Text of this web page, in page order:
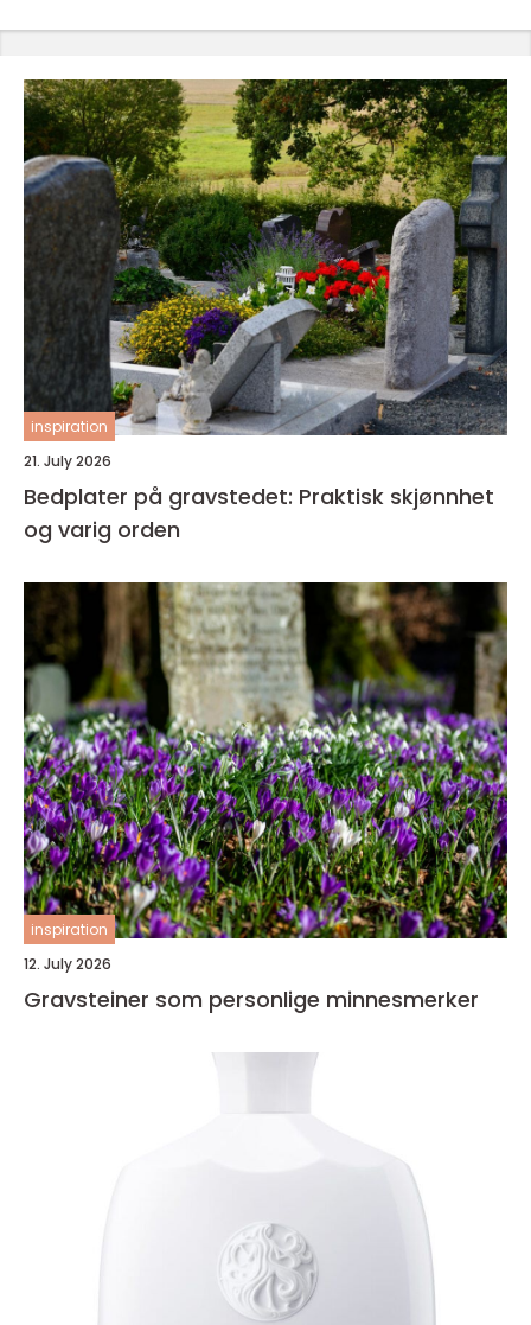
inspiration
21. July 2026
Bedplater på gravstedet: Praktisk skjønnhet
og varig orden
inspiration
12. July 2026
Gravsteiner som personlige minnesmerker